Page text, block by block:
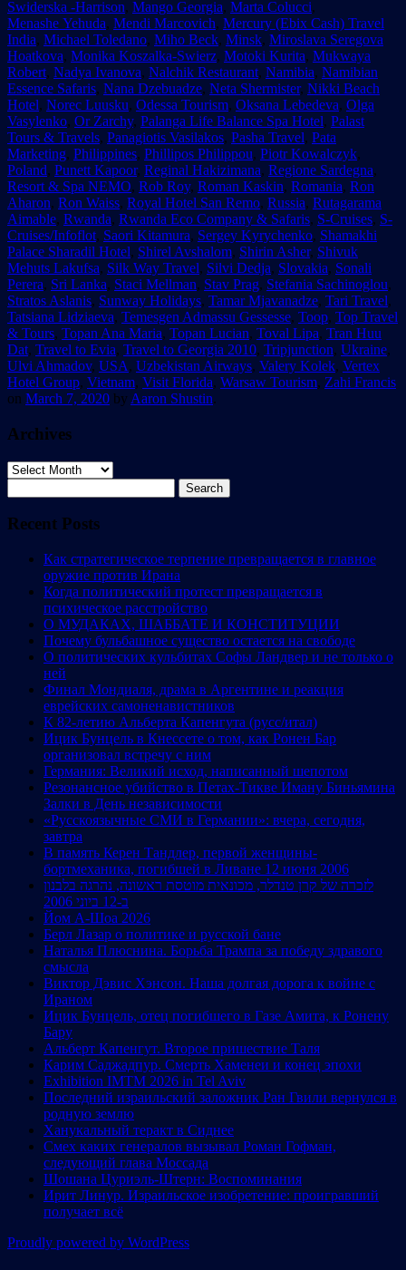
Swiderska -Harrison, Mango Georgia, Marta Colucci,
Menashe Yehuda, Mendi Marcovich, Mercury (Ebix Cash) Travel
India, Michael Toledano, Miho Beck, Minsk, Miroslava Seregova
Hoatkova, Monika Koszalka-Swierz, Motoki Kurita, Mukwaya
Robert, Nadya Ivanova, Nalchik Restaurant, Namibia, Namibian
Essence Safaris, Nana Dzebuadze, Neta Shermister, Nikki Beach
Hotel, Norec Luusku, Odessa Tourism, Oksana Lebedeva, Olga
Vasylenko, Or Zarchy, Palanga Life Balance Spa Hotel, Palast
Tours & Travels, Panagiotis Vasilakos, Pasha Travel, Pata
Marketing, Philippines, Phillipos Philippou, Piotr Kowalczyk,
Poland, Punett Kapoor, Reginal Hakizimana, Regione Sardegna,
Resort & Spa NEMO, Rob Roy, Roman Kaskin, Romania, Ron
Aharon, Ron Waiss, Royal Hotel San Remo, Russia, Rutagarama
Aimable, Rwanda, Rwanda Eco Company & Safaris, S-Cruises, S-
Cruises/Infoflot, Saori Kitamura, Sergey Kyrychenko, Shamakhi
Palace Sharadil Hotel, Shirel Avshalom, Shirin Asher, Shivuk
Mehuts Lakufsa, Silk Way Travel, Silvi Dedja, Slovakia, Sonali
Perera, Sri Lanka, Staci Mellman, Stav Prag, Stefania Sachinoglou,
Stratos Aslanis, Sunway Holidays, Tamar Mjavanadze, Tari Travel,
Tatsiana Lidziaeva, Temesgen Admassu Gessesse, Toop, Top Travel
& Tours, Topan Ana Maria, Topan Lucian, Toval Lipa, Tran Huu
Dat, Travel to Evia, Travel to Georgia 2010, Tripjunction, Ukraine,
Ulvi Ahmadov, USA, Uzbekistan Airways, Valery Kolek, Vertex
Hotel Group, Vietnam, Visit Florida, Warsaw Tourism, Zahi Francis
on March 7, 2020 by Aaron Shustin.
Archives
Archives
for:
Recent Posts
Как стратегическое терпение превращается в главное
оружие против Ирана
Когда политический протест превращается в
психическое расстройство
О МУДАКАХ, ШАББАТЕ И КОНСТИТУЦИИ
Почему бульбашное существо остается на свободе
О политических кульбитах Софы Ландвер и не только о
ней
Финал Мондиаля, драма в Аргентине и реакция
еврейских самоненавистников
К 82-летию Альберта Капенгута (русс/итал)
Ицик Бунцель в Кнессете о том, как Ронен Бар
организовал встречу с ним
Германия: Великий исход, написанный шепотом
Резонансное убийство в Петах-Тикве Иману Биньямина
Залки в День независимости
«Русскоязычные СМИ в Германии»: вчера, сегодня,
завтра
В память Керен Тандлер, первой женщины-
бортмеханика, погибшей в Ливане 12 июня 2006
לזכרה של קרן טנדלר, מכונאית מוטסת ראשונה, נהרגה בלבנון
ב-12 ביוני 2006
Йом А-Шоа 2026
Берл Лазар о политике и русской бане
Наталья Плюснина. Борьба Трампа за победу здравого
смысла
Виктор Дэвис Хэнсон. Наша долгая дорога к войне с
Ираном
Ицик Бунцель, отец погибшего в Газе Амита, к Ронену
Бару
Альберт Капенгут. Второе пришествие Таля
Карим Саджадпур. Смерть Хаменеи и конец эпохи
Exhibition IMTM 2026 in Tel Aviv
Последний израильский заложник Ран Гвили вернулся в
родную землю
Ханукальный теракт в Сиднее
Смех каких генералов вызывал Роман Гофман,
следующий глава Моссада
Шошана Цуриэль-Штерн: Воспоминания
Ирит Линур. Израильское изобретение: проигравший
получает всё
Proudly powered by WordPress